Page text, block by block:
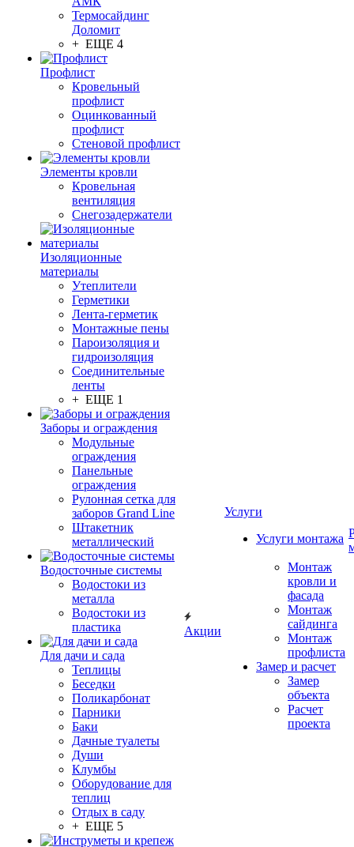
Термосайдинг
Доломит
+ ЕЩЕ 4
Профлист
Кровельный
профлист
Оцинкованный
профлист
Стеновой профлист
Элементы кровли
Кровельная
вентиляция
Снегозадержатели
Изоляционные
материалы
Утеплители
Герметики
Лента-герметик
Монтажные пены
Пароизоляция и
гидроизоляция
Соединительные
ленты
+ ЕЩЕ 1
Заборы и ограждения
Модульные
ограждения
Панельные
ограждения
Рулонная сетка для
заборов Grand Line
Штакетник
металлический
Водосточные системы
Водостоки из
металла
Водостоки из
пластика
Для дачи и сада
Теплицы
Беседки
Поликарбонат
Парники
Баки
Дачные туалеты
Души
Клумбы
Оборудование для
теплиц
Отдых в саду
+ ЕЩЕ 5
Акции
Услуги
Услуги монтажа
Монтаж
кровли и
фасада
Монтаж
сайдинга
Монтаж
профлиста
Замер и расчет
Замер
объекта
Расчет
проекта